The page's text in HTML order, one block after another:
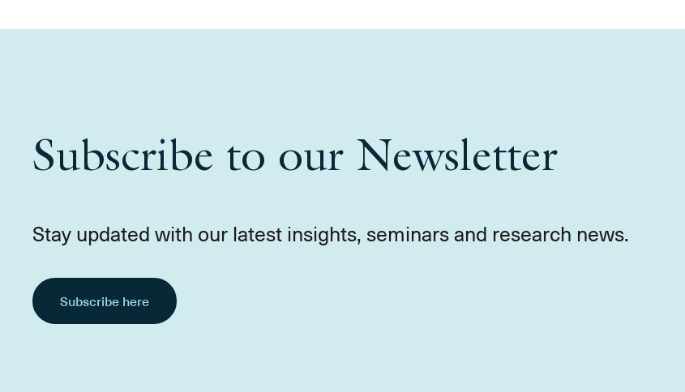
Subscribe to our Newsletter
Stay updated with our latest insights, seminars and research news.
Subscribe here